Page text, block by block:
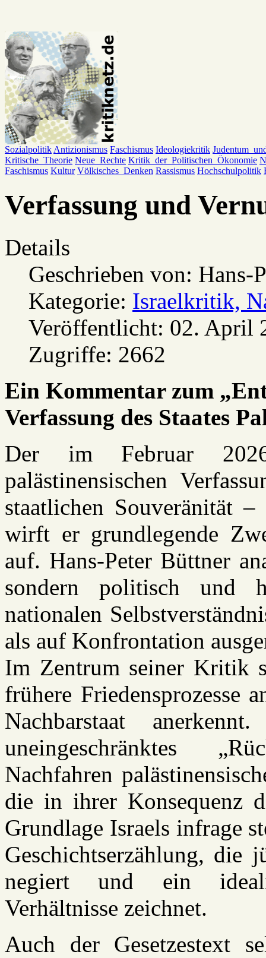
Sozialpolitik Antizionismus Faschismus Ideologiekritik
Kritische_Theorie Neue_Rechte Kritik_der_Politischen_Ökonomie
Faschismus Kultur Völkisches_Denken Rassismus Hochschulpolitik
Verfassung und
Details
Geschrieben von: Hans-
Kategorie: Israelkritik,
Veröffentlicht: 02. April
Zugriffe: 2662
Ein Kommentar zum
Verfassung des Staates
Der im Februar
palästinensischen
staatlichen Souveränität
wirft er grundlegende
auf. Hans-Peter Büttner
sondern politisch und
nationalen
als auf Konfrontation
Im Zentrum seiner Kritik
frühere Friedensprozesse
Nachbarstaat
uneingeschränktes
Nachfahren
die in ihrer Konsequenz
Grundlage Israels infrage
Geschichtserzählung, die
negiert und ein
Verhältnisse zeichnet.
Auch der Gesetzestext